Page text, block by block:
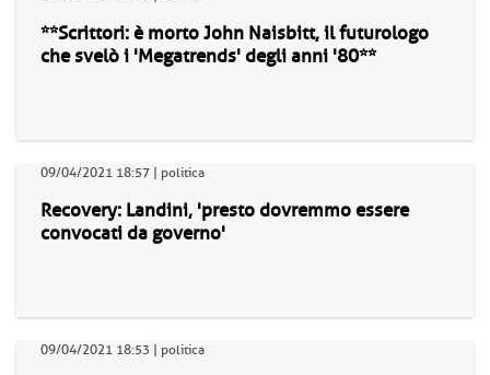
**Scrittori: è morto John Naisbitt, il futurologo
che svelò i 'Megatrends' degli anni '80**
09/04/2021 18:57 | politica
Recovery: Landini, 'presto dovremmo essere
convocati da governo'
09/04/2021 18:53 | politica